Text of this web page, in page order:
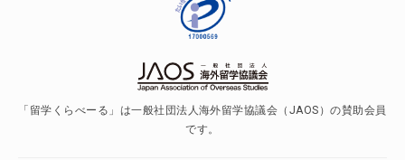
「留学くらべーる」は一般社団法人海外留学協議会（JAOS）の賛助会員
です。